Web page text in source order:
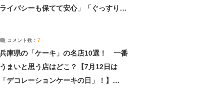
ライバシーも保てて安心」「ぐっすり眠
コメント数： 7
兵庫県の「ケーキ」の名店10選！ 一番
うまいと思う店はどこ？【7月12日は
「デコレーションケーキの日」！】